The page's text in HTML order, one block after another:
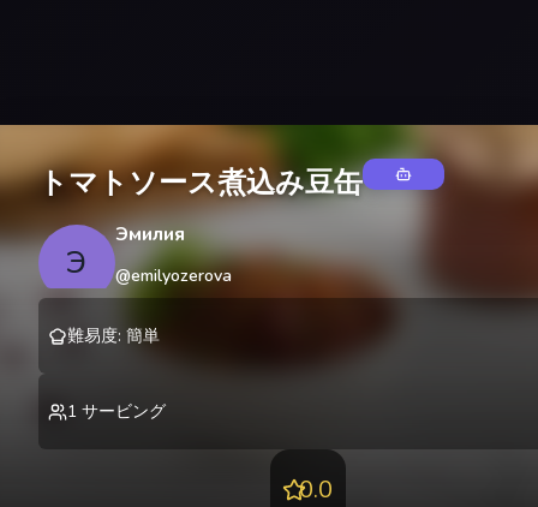
トマトソース煮込み豆缶
Э
Эмилия
@emilyozerova
難易度: 簡単
1 サービング
0.0